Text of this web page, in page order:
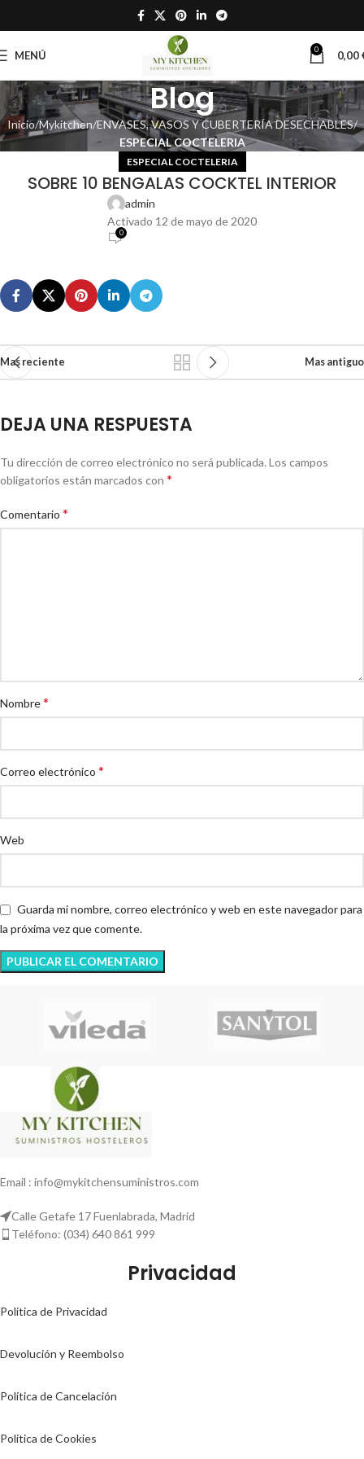
MENÚ 0 0,00
Blog
Inicio Mykitchen ENVASES, VASOS Y CUBERTERÍA DESECHABLES
ESPECIAL COCTELERIA
ESPECIAL COCTELERIA
SOBRE 10 BENGALAS COCKTEL INTERIOR
admin
Activado 12 de mayo de 2020
0
Mas reciente Mas antiguo
DEJA UNA RESPUESTA
Tu dirección de correo electrónico no será publicada. Los campos
obligatorios están marcados con *
Comentario *
Nombre*
Correo electrónico *
Web
Guarda mi nombre, correo electrónico y web en este navegador para
la próxima vez que comente.
Email : info@mykitchensuministros.com
Calle Getafe 17 Fuenlabrada, Madrid
Teléfono: (034) 640 861 999
Privacidad
Politica de Privacidad
Devolución y Reembolso
Política de Cancelación
Politica de Cookies